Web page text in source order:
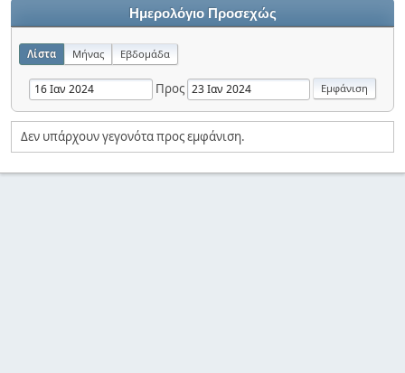
Ημερολόγιο Προσεχώς
Λίστα Μήνας Εβδομάδα
Προς
Δεν υπάρχουν γεγονότα προς εμφάνιση.